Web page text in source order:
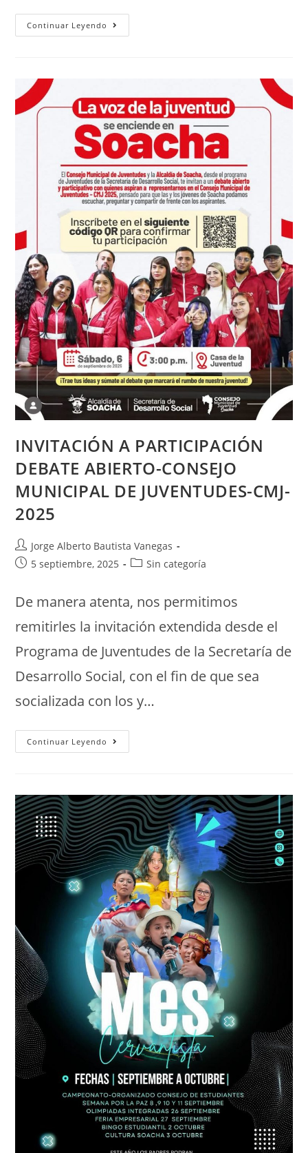
Continuar Leyendo
INVITACIÓN A PARTICIPACIÓN
DEBATE ABIERTO-CONSEJO
MUNICIPAL DE JUVENTUDES-CMJ-
2025
Jorge Alberto Bautista Vanegas
5 septiembre, 2025
Sin categoría
De manera atenta, nos permitimos
remitirles la invitación extendida desde el
Programa de Juventudes de la Secretaría de
Desarrollo Social, con el fin de que sea
socializada con los y…
Continuar Leyendo